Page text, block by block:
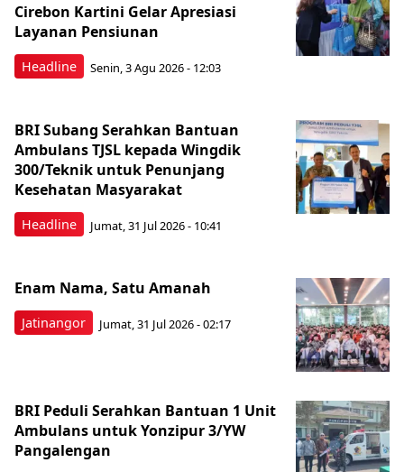
Headline
Cirebon Kartini Gelar Apresiasi
Layanan Pensiunan
Senin, 3 Agu 2026 - 12:03
Headline
BRI Subang Serahkan Bantuan
Ambulans TJSL kepada Wingdik
300/Teknik untuk Penunjang
Kesehatan Masyarakat ​
Jumat, 31 Jul 2026 - 10:41
Jatinangor
Enam Nama, Satu Amanah
Jumat, 31 Jul 2026 - 02:17
BRI Peduli Serahkan Bantuan 1 Unit
Ambulans untuk Yonzipur 3/YW
Pangalengan